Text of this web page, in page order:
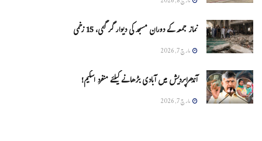
نماز جمعہ کے دوران مسجد کی دیوار گر گئی، 15 زخمی
مارچ 7, 2026
آندھراپردیش میں آبادی بڑھانے کیلئے منفرد اسکیم!
مارچ 7, 2026